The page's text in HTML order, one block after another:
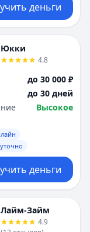
деньги
Юкки
4.8
до 30 000 ₽
до 30 дней
Высокое
деньги
Лайм-Займ
4.9